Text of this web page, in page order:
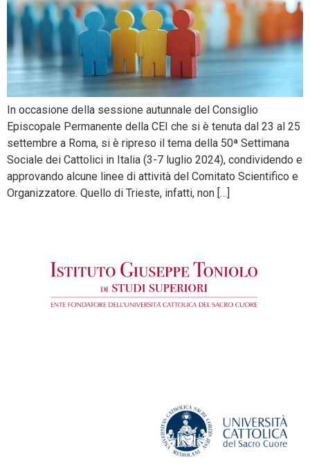
In occasione della sessione autunnale del Consiglio
Episcopale Permanente della CEI che si è tenuta dal 23 al 25
settembre a Roma, si è ripreso il tema della 50ª Settimana
Sociale dei Cattolici in Italia (3-7 luglio 2024), condividendo e
approvando alcune linee di attività del Comitato Scientifico e
Organizzatore. Quello di Trieste, infatti, non […]